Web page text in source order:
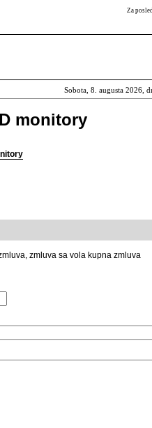
Za
Sobota, 8. augusta 2026,
monitory
zmluva sa vola kupna zmluva